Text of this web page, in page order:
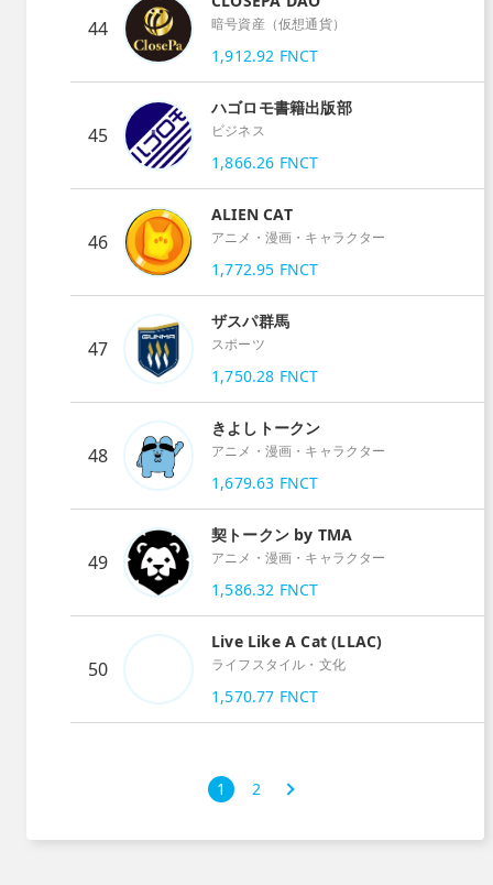
44 暗号資産（仮想通貨）
1,912.92 FNCT
45
ハゴロモ書籍出版部
ビジネス
1,866.26 FNCT
46
ALIEN CAT
アニメ・漫画・キャラクター
1,772.95 FNCT
47
ザスパ群馬
スポーツ
1,750.28 FNCT
48
きよしトークン
アニメ・漫画・キャラクター
1,679.63 FNCT
49
契トークン by TMA
アニメ・漫画・キャラクター
1,586.32 FNCT
50
Live Like A Cat (LLAC)
ライフスタイル・文化
1,570.77 FNCT
1 2